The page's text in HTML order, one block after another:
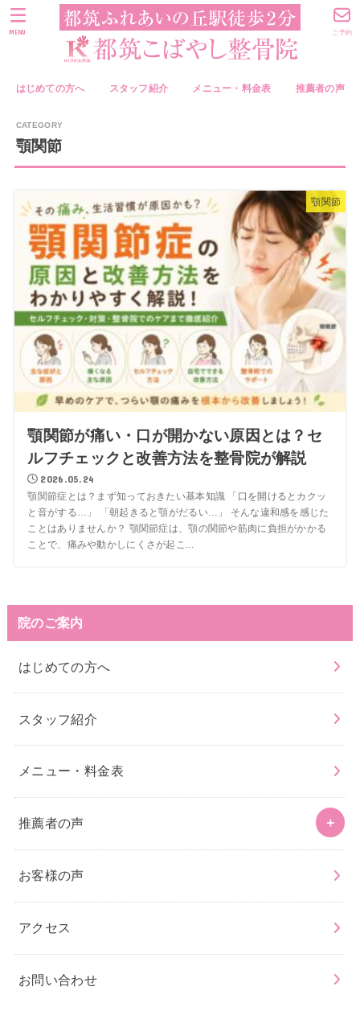
はじめての方へ スタッフ紹介 メニュー・料金表 推薦者の声
ご予約
MENU
顎関節
顎関節
顎関節が痛い・口が開かない原因とは？セ
ルフチェックと改善方法を整骨院が解説
2026.05.24
顎関節症とは？まず知っておきたい基本知識 「口を開けるとカクッ
と音がする…」 「朝起きると顎がだるい…」 そんな違和感を感じた
ことはありませんか？ 顎関節症は、顎の関節や筋肉に負担がかかる
ことで、痛みや動かしにくさが起こ...
院のご案内
はじめての方へ
スタッフ紹介
メニュー・料金表
推薦者の声
お客様の声
アクセス
お問い合わせ